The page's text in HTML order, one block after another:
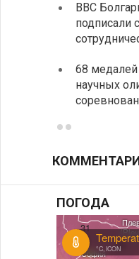
ВВС
подписали
68
научных
ПОГОДА